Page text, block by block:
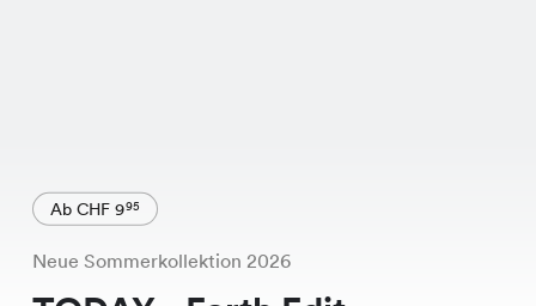
Ab CHF 995
Neue Sommerkollektion 2026